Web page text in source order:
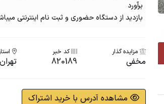
برآورد
بازدید از دستگاه حضوری و ثبت نام اینترنتی
مزایده گذار
مخفی
کد خبر
820189 تهران
مشاهده آدرس با خرید اشتراک